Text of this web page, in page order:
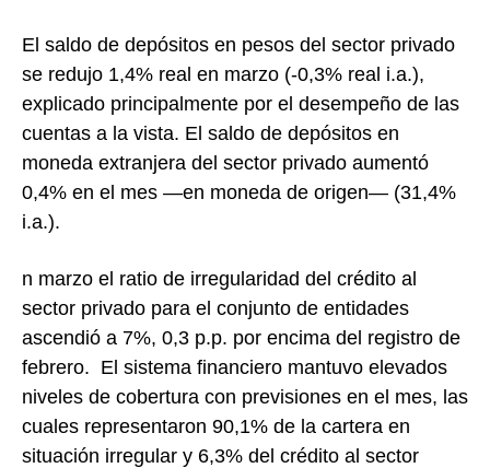
El saldo de depósitos en pesos del sector privado
se redujo 1,4% real en marzo (-0,3% real i.a.),
explicado principalmente por el desempeño de las
cuentas a la vista. El saldo de depósitos en
moneda extranjera del sector privado aumentó
0,4% en el mes —en moneda de origen— (31,4%
i.a.).
n marzo el ratio de irregularidad del crédito al
sector privado para el conjunto de entidades
ascendió a 7%, 0,3 p.p. por encima del registro de
febrero. El sistema financiero mantuvo elevados
niveles de cobertura con previsiones en el mes, las
cuales representaron 90,1% de la cartera en
situación irregular y 6,3% del crédito al sector